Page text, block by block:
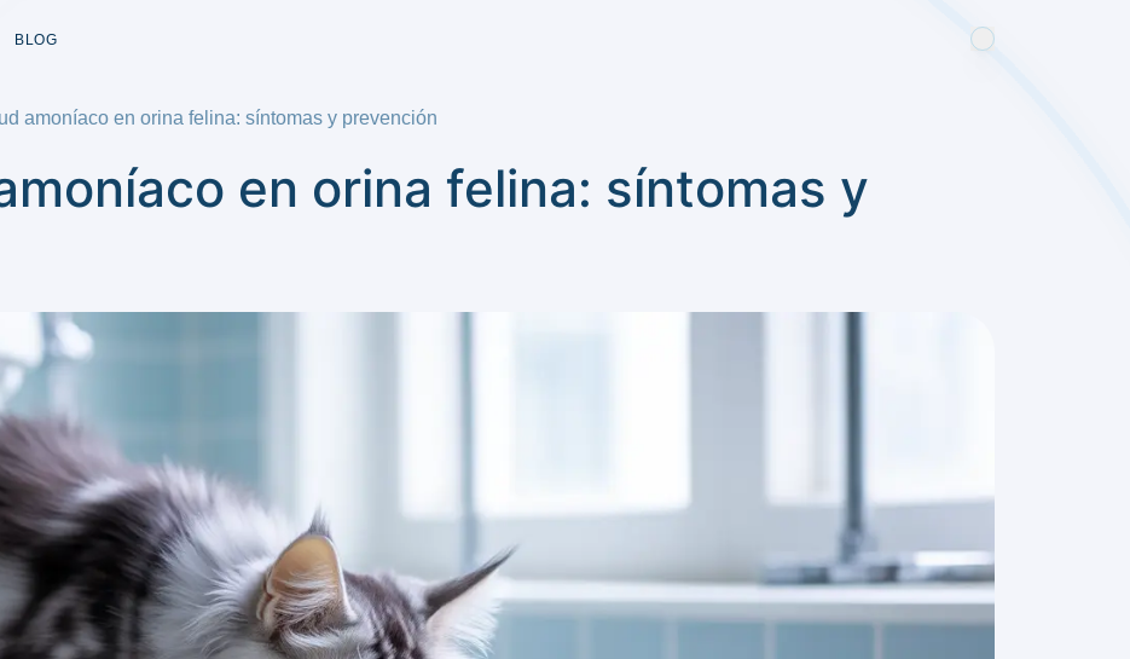
BLOG
amoníaco en orina felina: síntomas y prevención
en orina felina: síntomas y